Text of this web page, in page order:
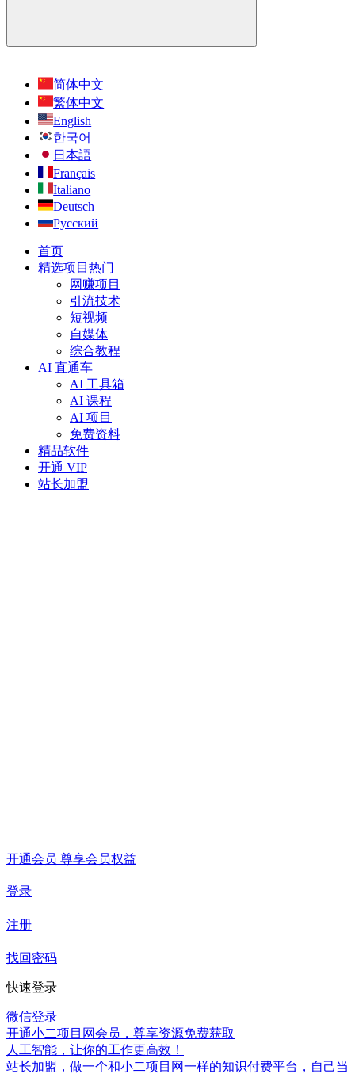
简体中文
繁体中文
English
한국어
日本語
Français
Italiano
Deutsch
Русский
首页
精选项目 热门
网赚项目
引流技术
短视频
自媒体
综合教程
AI 直通车
AI 工具箱
AI 课程
AI 项目
免费资料
精品软件
开通 VIP
站长加盟
开通会员 尊享会员权益
登录
注册
找回密码
快速登录
微信登录
开通小二项目网会员，尊享资源免费获取
人工智能，让你的工作更高效！
站长加盟，做一个和小二项目网一样的知识付费平台，自己当